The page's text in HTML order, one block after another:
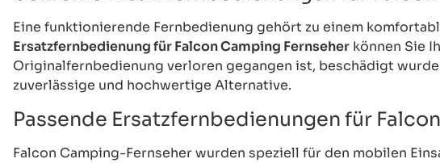
Eine funktionierende Fernbedienung gehört zu einem
Ersatzfernbedienung für Falcon Camping Fernseher können Sie
Originalfernbedienung verloren gegangen ist, beschädigt
zuverlässige und hochwertige Alternative.
Passende Ersatzfernbedienungen für
Falcon Camping-Fernseher wurden speziell für den mobilen